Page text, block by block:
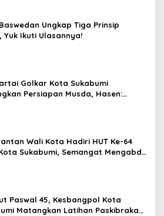
Ungkap Tiga Prinsip
Yuk Ikuti Ulasannya!
Golkar Kota Sukabumi
Persiapan Musda, Hasen:
Wali Kota Hadiri HUT Ke-64
Sukabumi, Semangat Mengabdi
Paswal 45, Kesbangpol Kota
Matangkan Latihan Paskibraka